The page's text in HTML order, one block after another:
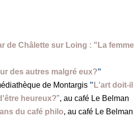
de Châlette sur Loing : "La
des autres malgré eux?"
de Montargis " L'art doit-
heureux?", au café Le Belman
du café philo, au café Le Belman